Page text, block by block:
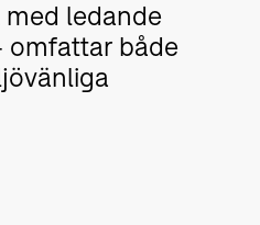
ledande
omfattar både